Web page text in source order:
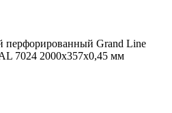
перфорированный Grand Line
7024 2000х357х0,45 мм